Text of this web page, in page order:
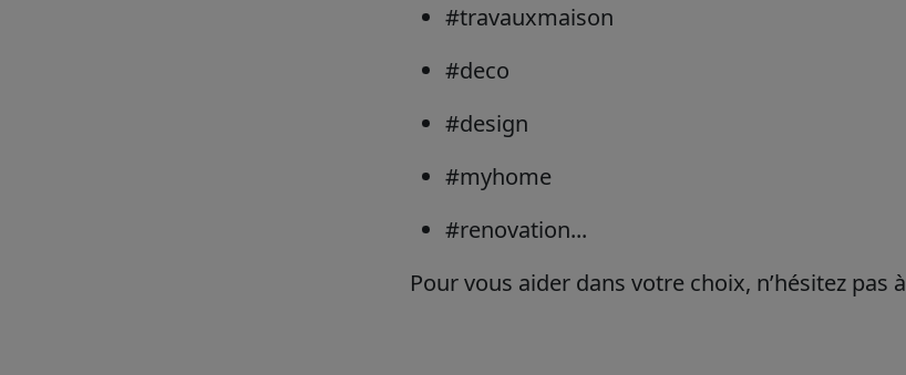
#travauxmaison
#deco
#design
#myhome
#renovation...
Pour vous aider dans votre choix, n’hésitez pas à